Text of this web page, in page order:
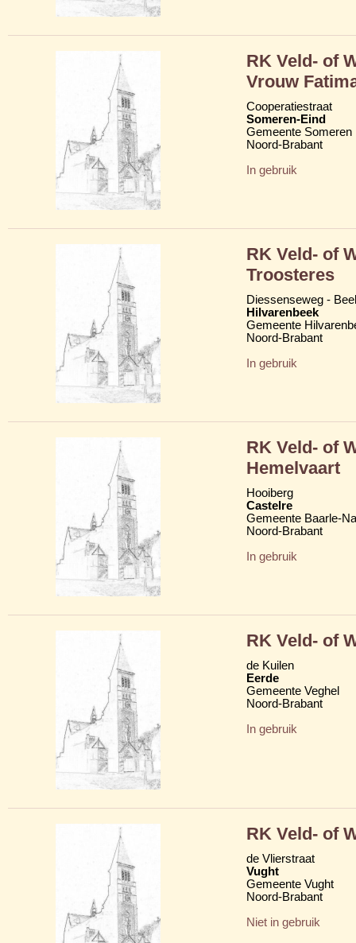
RK Veld- of
Vrouw
Cooperatiestraat
Someren-Eind
Gemeente Someren
Noord-Brabant
In gebruik
RK Veld- of
Troosteres
Diessenseweg -
Hilvarenbeek
Gemeente
Noord-Brabant
In gebruik
RK Veld- of
Hemelvaart
Hooiberg
Castelre
Gemeente Baarle-
Noord-Brabant
In gebruik
RK Veld- of
de Kuilen
Eerde
Gemeente Veghel
Noord-Brabant
In gebruik
RK Veld- of
de Vlierstraat
Vught
Gemeente Vught
Noord-Brabant
Niet in gebruik